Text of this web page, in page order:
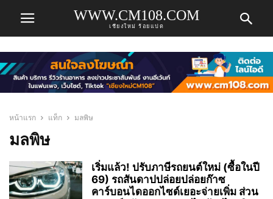
WWW.CM108.COM
เชียงใหม่ ร้อยแปด
หน้าแรก แท็ก มลพิษ
มลพิษ
เริ่มแล้ว! ปรับภาษีรถยนต์ใหม่ (ซื้อในปี
69) รถสันดาปปล่อยปล่อยก๊าซ
คาร์บอนไดออกไซด์เยอะจ่ายเพิ่ม ส่วน